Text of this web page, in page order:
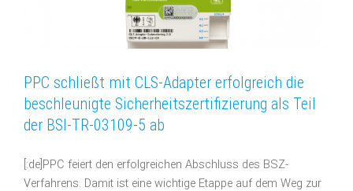
PPC schließt mit CLS-Adapter erfolgreich die
beschleunigte Sicherheitszertifizierung als Teil
der BSI-TR-03109-5 ab
[:de]PPC feiert den erfolgreichen Abschluss des BSZ-
Verfahrens. Damit ist eine wichtige Etappe auf dem Weg zur